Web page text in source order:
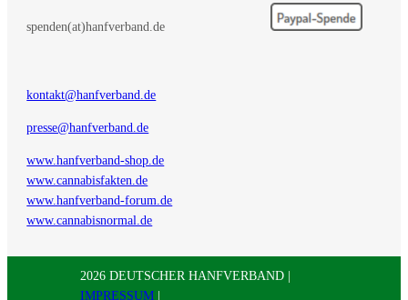
spenden(at)hanfverband.de
kontakt@hanfverband.de
presse@hanfverband.de
www.hanfverband-shop.de
www.cannabisfakten.de
www.hanfverband-forum.de
www.cannabisnormal.de
2026 DEUTSCHER HANFVERBAND |
IMPRESSUM |